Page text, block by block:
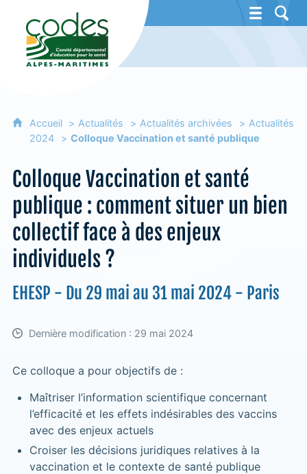
CoDES 06 - Comité départemental
Accueil Actualités Actualités archivées
Actualités
2024
Colloque Vaccination et santé publique
Colloque Vaccination et santé
publique : comment situer un bien
collectif face à des enjeux
individuels ?
EHESP - Du 29 mai au 31 mai 2024 - Paris
Dernière modification : 29 mai 2024
Ce colloque a pour objectifs de :
Maîtriser l’information scientifique concernant
l’efficacité et les effets indésirables des vaccins
avec des enjeux actuels
Croiser les décisions juridiques relatives à la
vaccination et le contexte de santé publique